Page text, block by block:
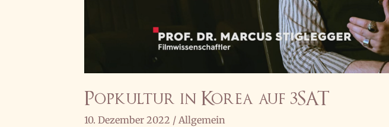
Popkultur in Korea auf 3SAT
10. Dezember 2022 / Allgemein